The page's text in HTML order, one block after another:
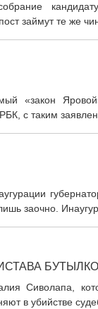
займут те же
«закон
с таким
заочно.
Сиволапа,
в убийстве